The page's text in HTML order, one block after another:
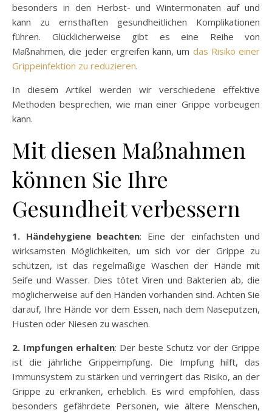
besonders in den Herbst- und Wintermonaten auf und
kann zu ernsthaften gesundheitlichen Komplikationen
führen. Glücklicherweise gibt es eine Reihe von
Maßnahmen, die jeder ergreifen kann, um das Risiko einer
Grippeinfektion zu reduzieren.
In diesem Artikel werden wir verschiedene effektive
Methoden besprechen, wie man einer Grippe vorbeugen
kann.
Mit diesen Maßnahmen
können Sie Ihre
Gesundheit verbessern
1. Händehygiene beachten: Eine der einfachsten und
wirksamsten Möglichkeiten, um sich vor der Grippe zu
schützen, ist das regelmäßige Waschen der Hände mit
Seife und Wasser. Dies tötet Viren und Bakterien ab, die
möglicherweise auf den Händen vorhanden sind. Achten Sie
darauf, Ihre Hände vor dem Essen, nach dem Naseputzen,
Husten oder Niesen zu waschen.
2. Impfungen erhalten: Der beste Schutz vor der Grippe
ist die jährliche Grippeimpfung. Die Impfung hilft, das
Immunsystem zu stärken und verringert das Risiko, an der
Grippe zu erkranken, erheblich. Es wird empfohlen, dass
besonders gefährdete Personen, wie ältere Menschen,